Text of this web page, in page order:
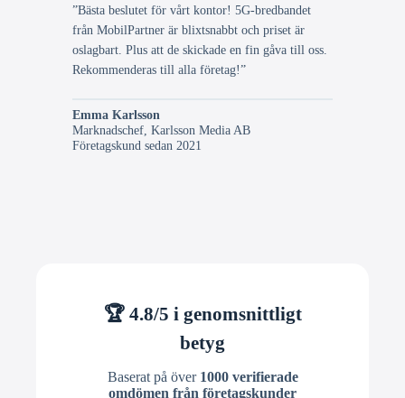
”Bästa beslutet för vårt kontor! 5G-bredbandet
från MobilPartner är blixtsnabbt och priset är
oslagbart. Plus att de skickade en fin gåva till oss.
Rekommenderas till alla företag!”
Emma Karlsson
Marknadschef, Karlsson Media AB
Företagskund sedan 2021
🏆 4.8/5 i genomsnittligt
betyg
Baserat på över 1000 verifierade
omdömen från företagskunder